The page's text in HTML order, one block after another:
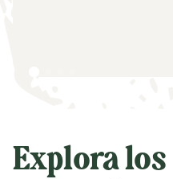
Explora los